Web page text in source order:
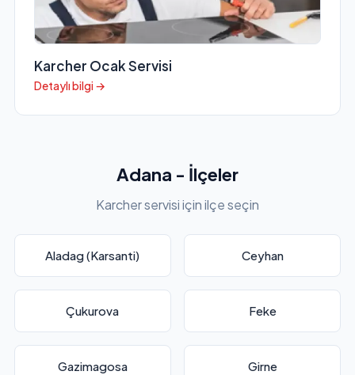
Karcher Ocak Servisi
Detaylı bilgi →
Adana - İlçeler
Karcher servisi için ilçe seçin
Aladag (Karsanti) Ceyhan
Çukurova Feke
Gazimagosa Girne